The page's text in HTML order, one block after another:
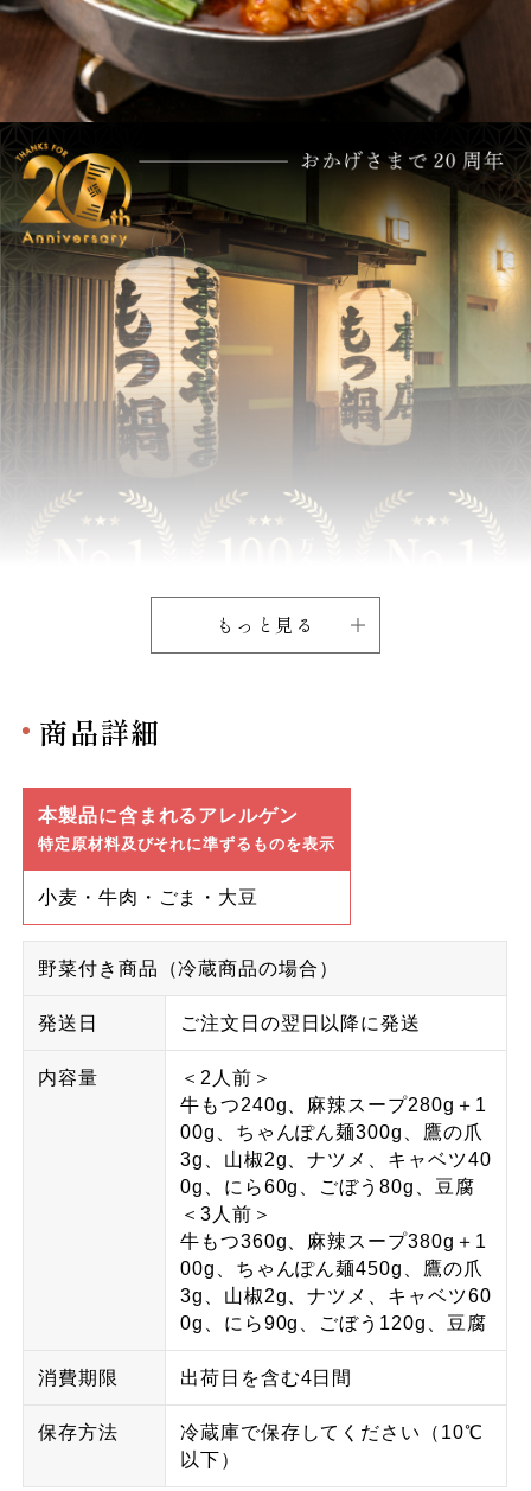
もっと見る
商品詳細
本製品に含まれるアレルゲン
特定原材料及びそれに準ずるものを表示
小麦・牛肉・ごま・大豆
野菜付き商品（冷蔵商品の場合）
発送日 ご注文日の翌日以降に発送
内容量
＜2人前＞
牛もつ240g、麻辣スープ280g＋1
00g、ちゃんぽん麺300g、鷹の爪
3g、山椒2g、ナツメ、キャベツ40
0g、にら60g、ごぼう80g、豆腐
＜3人前＞
牛もつ360g、麻辣スープ380g＋1
00g、ちゃんぽん麺450g、鷹の爪
3g、山椒2g、ナツメ、キャベツ60
0g、にら90g、ごぼう120g、豆腐
消費期限 出荷日を含む4日間
保存方法
冷蔵庫で保存してください（10℃
以下）